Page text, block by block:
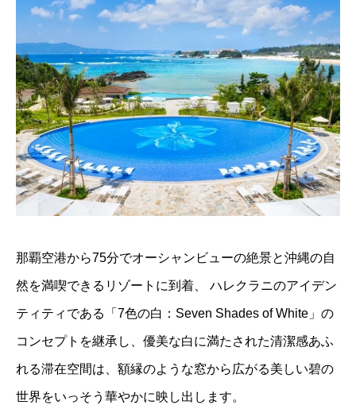
那覇空港から75分でオーシャンビューの絶景と沖縄の自
然を満喫できるリゾートに到着、 ハレクラニのアイデン
ティティである「7色の白：Seven Shades of White」の
コンセプトを継承し、優美な白に満たされた清潔感あふ
れる滞在空間は、額縁のような窓から広がる美しい碧の
世界をいっそう華やかに映し出します。